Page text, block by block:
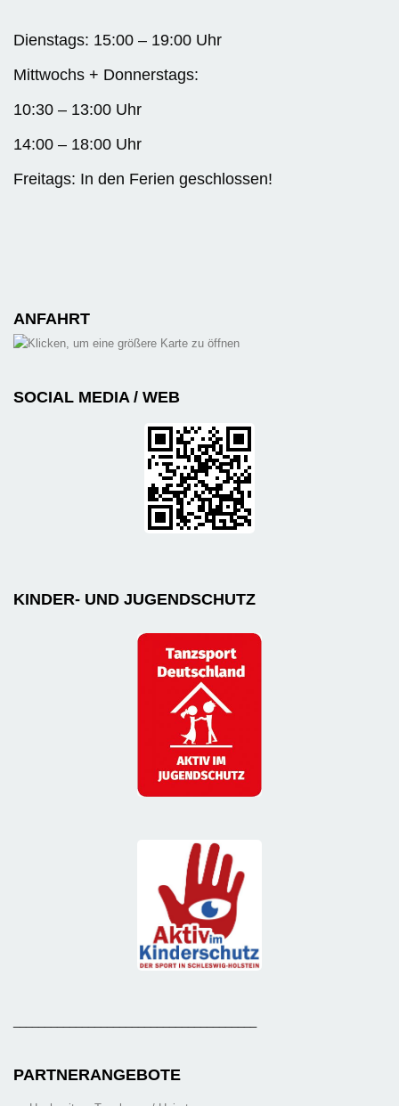
Dienstags: 15:00 – 19:00 Uhr
Mittwochs + Donnerstags:
10:30 – 13:00 Uhr
14:00 – 18:00 Uhr
Freitags: In den Ferien geschlossen!
ANFAHRT
SOCIAL MEDIA / WEB
KINDER- UND JUGENDSCHUTZ
PARTNERANGEBOTE